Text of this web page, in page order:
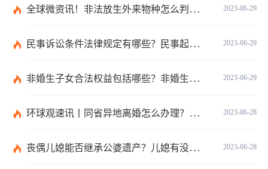
2023-06-29
全球微资讯！非法放生外来物种怎么判？放生归哪个部门管？
2023-06-29
民事诉讼条件法律规定有哪些？民事起诉的流程的是怎样的？
2023-06-29
非婚生子女合法权益包括哪些？非婚生子女继承财产的条件是什么？ 全球热点评
2023-06-28
环球观速讯丨同省异地离婚怎么办理？夫妻异地离婚须准备哪些资料？
2023-06-28
丧偶儿媳能否继承公婆遗产？儿媳有没有赡养老人的义务？